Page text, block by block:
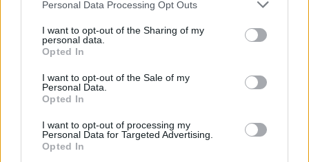
not limited to your visit or usage behaviour. You may click to
grant or deny consent to Google and its third-party tags to
use your data for below specified purposes in below Google
consent section.
Personal Data Processing Opt Outs
I want to opt-out of the Sharing of my
personal data.
Opted In
I want to opt-out of the Sale of my
Personal Data.
Opted In
I want to opt-out of processing my
Personal Data for Targeted Advertising.
Opted In
cége, a Nitrogénművek
leállását a kezdetekben
mindössze egy
helyzet mostanra odáig fajult, hogy tulajdonos azt nyilatkozta,
mivel a gyártás veszteségessé vált, leállítják a termelést, sőt,
valószínűsíthető, hogy végleg megszűnnek.
TOVÁBB OLVASOM